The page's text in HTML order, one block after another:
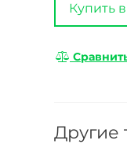
Купить
Другие